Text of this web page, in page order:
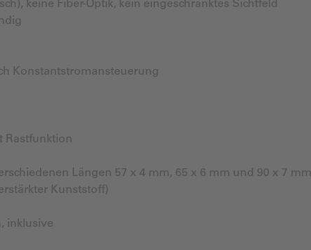
keine Fiber-Optik, kein eingeschränktes Sichtfeld
Konstantstromansteuerung
Rastfunktion
Längen 57 x 4 mm, 65 x 6 mm und 90 x 7 mm
Kunststoff)
inklusive